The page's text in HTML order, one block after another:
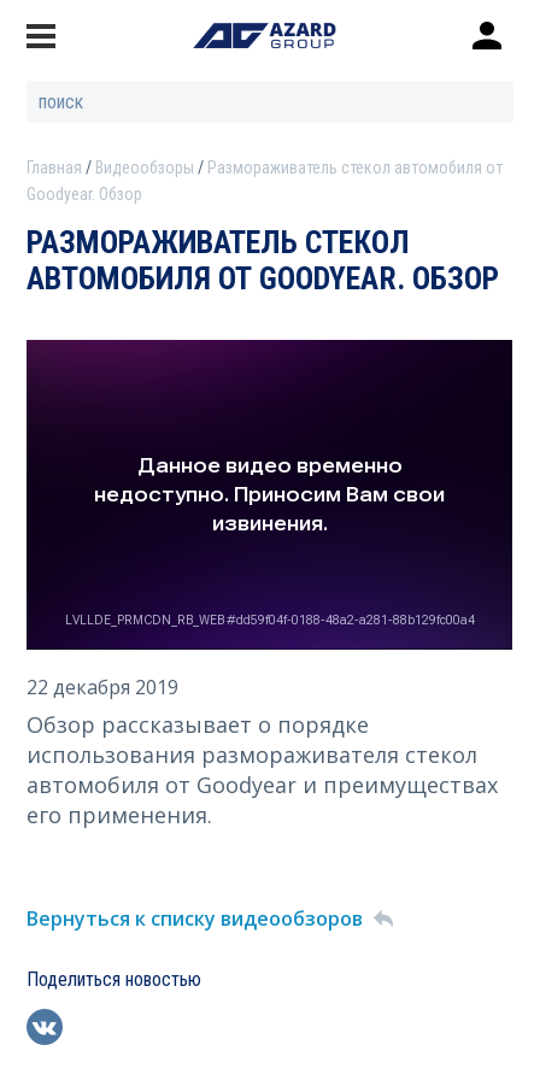
Главная Видеообзоры
Размораживатель стекол автомобиля от
Goodyear. Обзор
РАЗМОРАЖИВАТЕЛЬ СТЕКОЛ
АВТОМОБИЛЯ ОТ GOODYEAR. ОБЗОР
22 декабря 2019
Обзор рассказывает о порядке
использования размораживателя стекол
автомобиля от Goodyear и преимуществах
его применения.
Вернуться к списку видеообзоров
Поделиться новостью